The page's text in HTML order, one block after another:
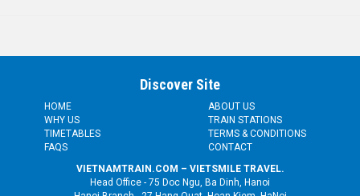
Discover Site
HOME
ABOUT US
WHY US
TRAIN STATIONS
TIMETABLES
TERMS & CONDITIONS
FAQS
CONTACT
VIETNAMTRAIN.COM – VIETSMILE TRAVEL.
Head Office - 75 Doc Ngu, Ba Dinh, Hanoi